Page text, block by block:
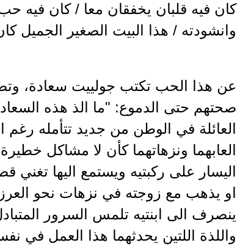
كان فيه قلبان يخفقان معا / كان فيه
وانشودته / هذا البيت الصغير الجميل
عن هذا الحب تكتب جولييت سعادة،
العائلة في الوطن من جديد تتأمله رغم
العابهما ونزهاتهما كأن لا مشاكل
اليسار على ركبتيه ويستمع اليها
او يذهب مع زوجته في نزهات نحو
ينصرف الى ابنتيه تلمس السرور
واللذة اللتين يحدثهما هذا العمل في